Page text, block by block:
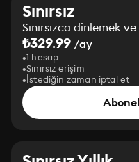
Sınırsız
Sınırsızca dinlemek
₺329.99 /ay
1 hesap
Sınırsız erişim
İstediğin zaman iptal et